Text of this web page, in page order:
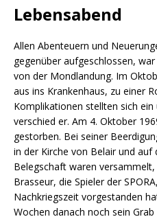
Lebensabend
Allen Abenteuern und
gegenüber aufgeschlossen,
von der Mondlandung. Im
aus ins Krankenhaus, zu einer
Komplikationen stellten sich
verschied er. Am 4. Oktober
gestorben. Bei seiner
in der Kirche von Belair und
Belegschaft waren
Brasseur, die Spieler der
Nachkriegszeit vorgestanden
Wochen danach noch sein